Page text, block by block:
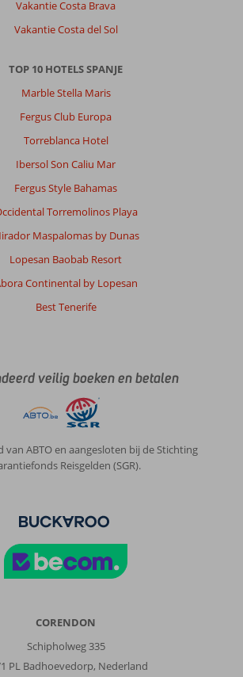
Vakantie Costa Brava
Vakantie Costa del Sol
TOP 10 HOTELS SPANJE
Marble Stella Maris
Fergus Club Europa
Torreblanca Hotel
Ibersol Son Caliu Mar
Fergus Style Bahamas
Torremolinos Playa
Maspalomas by Dunas
Lopesan Baobab Resort
Continental by Lopesan
Best Tenerife
veilig boeken en betalen
van ABTO en aangesloten bij de Stichting
Reisgelden (SGR).
CORENDON
Schipholweg 335
PL Badhoevedorp, Nederland